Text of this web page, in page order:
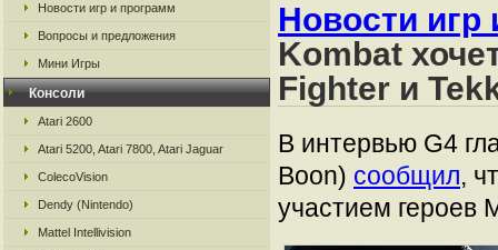
Новости игр и программ
Вопросы и предложения
Мини Игры
Консоли
Atari 2600
Atari 5200, Atari 7800, Atari Jaguar
ColecoVision
Dendy (Nintendo)
Mattel Intellivision
Новости игр
Kombat
Fighter и
В интервью G4
Boon) сообщил,
участием героев